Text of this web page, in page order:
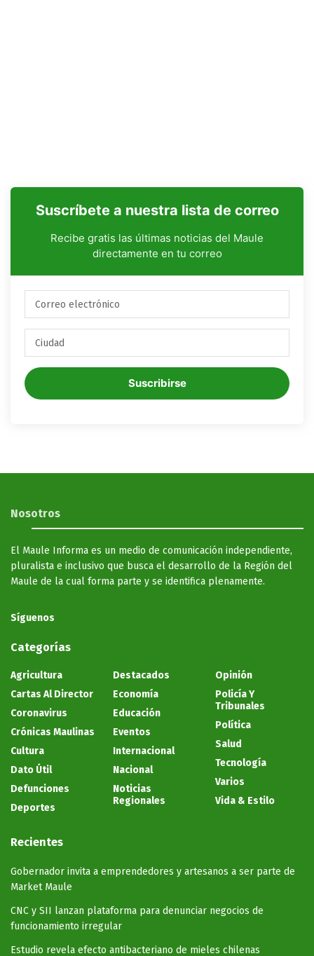
Suscríbete a nuestra lista de correo
Recibe gratis las últimas noticias del Maule
directamente en tu correo
Suscribirse
Nosotros
El Maule Informa es un medio de comunicación independiente,
pluralista e inclusivo que busca el desarrollo de la Región del
Maule de la cual forma parte y se identifica plenamente.
Síguenos
Categorías
Agricultura
Cartas Al Director
Coronavirus
Crónicas Maulinas
Cultura
Dato Útil
Defunciones
Deportes
Destacados
Economía
Educación
Eventos
Internacional
Nacional
Noticias
Regionales
Opinión
Policía Y
Tribunales
Política
Salud
Tecnología
Varios
Vida & Estilo
Recientes
Gobernador invita a emprendedores y artesanos a ser parte de
Market Maule
CNC y SII lanzan plataforma para denunciar negocios de
funcionamiento irregular
Estudio revela efecto antibacteriano de mieles chilenas